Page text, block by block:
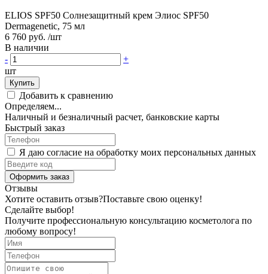
ELIOS SPF50 Солнезащитный крем Элиос SPF50
Dermagenetic, 75 мл
6 760 руб. /шт
В наличии
-
+
шт
Купить
Добавить к сравнению
Определяем...
Наличный и безналичный расчет, банковские карты
Быстрый заказ
Я даю согласие на обработку моих персональных данных
Оформить заказ
Отзывы
Хотите оставить отзыв?Поставьте свою оценку!
Сделайте выбор!
Получите профессиональную консультацию косметолога по
любому вопросу!